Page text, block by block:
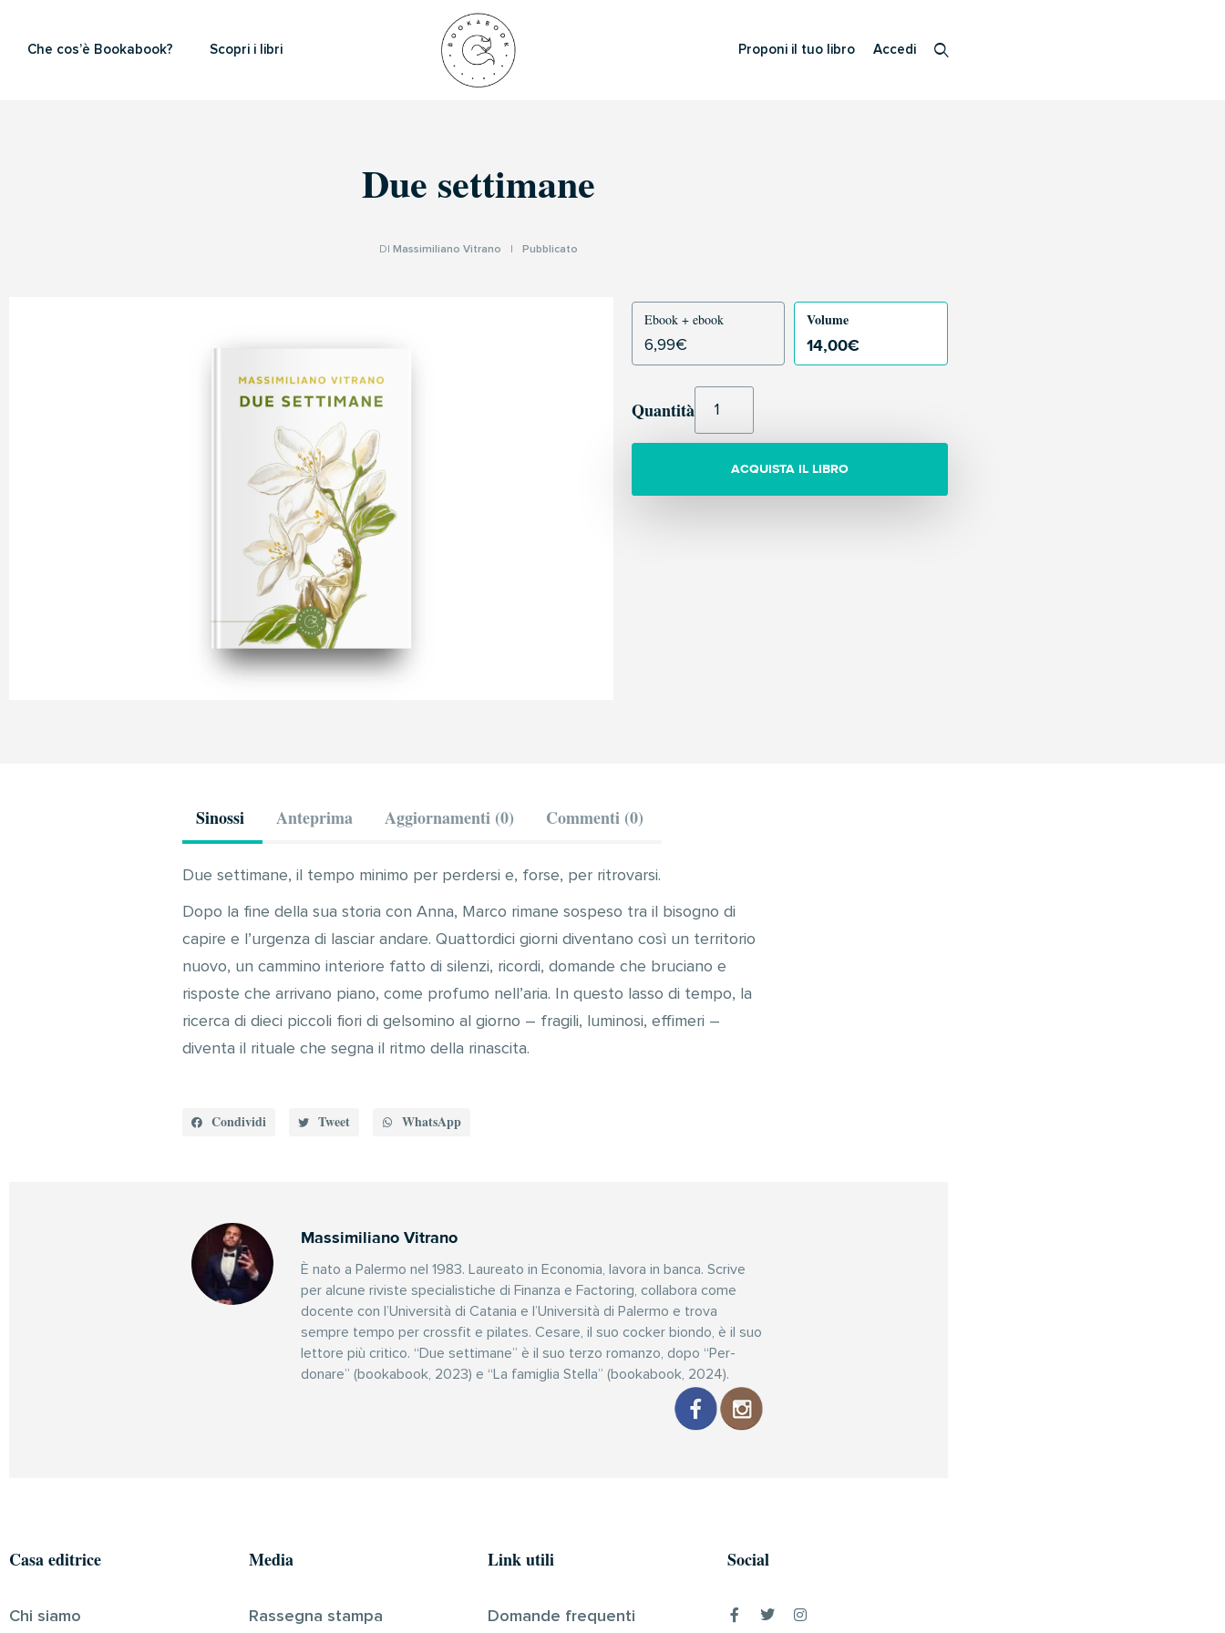
Che cos’è Bookabook? Scopri i libri Proponi il tuo libro Accedi
Due settimane
DI Massimiliano Vitrano Pubblicato
Ebook + ebook
6,99€
Volume
14,00€
Quantità
ACQUISTA IL LIBRO
Sinossi Anteprima Aggiornamenti (0) Commenti (0)
Due settimane, il tempo minimo per perdersi e, forse, per ritrovarsi.
Dopo la fine della sua storia con Anna, Marco rimane sospeso tra il bisogno di
capire e l’urgenza di lasciar andare. Quattordici giorni diventano così un territorio
nuovo, un cammino interiore fatto di silenzi, ricordi, domande che bruciano e
risposte che arrivano piano, come profumo nell’aria. In questo lasso di tempo, la
ricerca di dieci piccoli fiori di gelsomino al giorno – fragili, luminosi, effimeri –
diventa il rituale che segna il ritmo della rinascita.
Condividi Tweet WhatsApp
Massimiliano Vitrano
È nato a Palermo nel 1983. Laureato in Economia, lavora in banca. Scrive
per alcune riviste specialistiche di Finanza e Factoring, collabora come
docente con l’Università di Catania e l’Università di Palermo e trova
sempre tempo per crossfit e pilates. Cesare, il suo cocker biondo, è il suo
lettore più critico. “Due settimane” è il suo terzo romanzo, dopo “Per-
donare” (bookabook, 2023) e “La famiglia Stella” (bookabook, 2024).
Casa editrice
Chi siamo
Media
Rassegna stampa
Link utili
Domande frequenti
Social